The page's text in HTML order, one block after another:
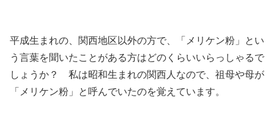
平成生まれの、関西地区以外の方で、「メリケン粉」とい
う言葉を聞いたことがある方はどのくらいいらっしゃるで
しょうか？ 私は昭和生まれの関西人なので、祖母や母が
「メリケン粉」と呼んでいたのを覚えています。